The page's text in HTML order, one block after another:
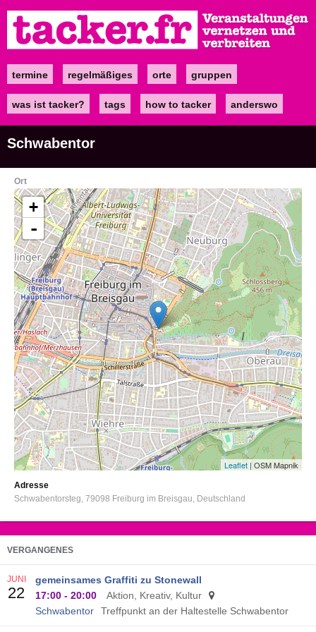
zum
Inhalt
Maintermine regelmäßiges orte gruppen
was ist tacker? tags how to tacker anderswo
Schwabentor
Ort
+
-
Leaflet | OSM Mapnik
Adresse
Schwabentorsteg 79098 Freiburg im Breisgau Deutschland
VERGANGENES
gemeinsames Graffiti zu Stonewall
17:00 - 20:00
Aktion, Kreativ, Kultur
Schwabentor
Treffpunkt an der Haltestelle Schwabentor
JUNI
22